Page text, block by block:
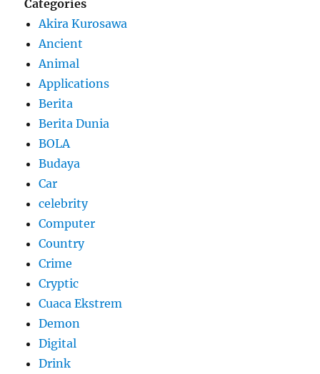
Categories
Akira Kurosawa
Ancient
Animal
Applications
Berita
Berita Dunia
BOLA
Budaya
Car
celebrity
Computer
Country
Crime
Cryptic
Cuaca Ekstrem
Demon
Digital
Drink